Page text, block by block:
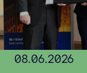
08.06.2026